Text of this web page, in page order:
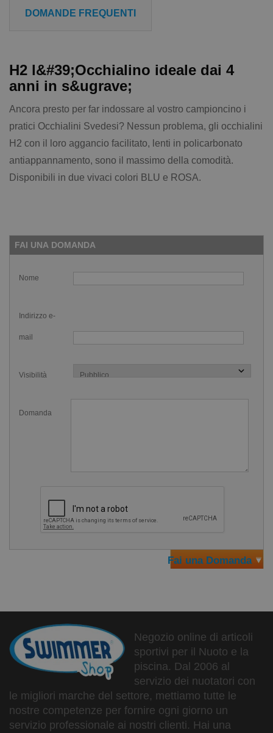
DOMANDE FREQUENTI
H2 l&#39;Occhialino ideale dai 4
anni in s&ugrave;
Ancora presto per far indossare al vostro campioncino i
pratici Occhialini Svedesi? Nessun problema, gli occhialini
H2 con il loro aggancio facilitato, lenti in policarbonato
antiappannamento, sono il massimo della comodità.
Disponibili in due vivaci colori BLU e ROSA.
FAI UNA DOMANDA
Nome
Indirizzo e-
mail
Visibilità
Domanda
Fai una Domanda
Negozio online di articoli
sportivi per il Nuoto e la
piscina. Dal 2006 al
servizio dei nuotatori con
le migliori marche del settore, mettiamo tutte le
nostre competenze per fornire ogni giorno un
servizio professionale ai nostri clienti. Hai una